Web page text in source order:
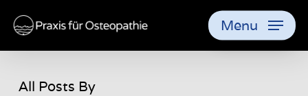
Skip
content
Menu
All Posts By